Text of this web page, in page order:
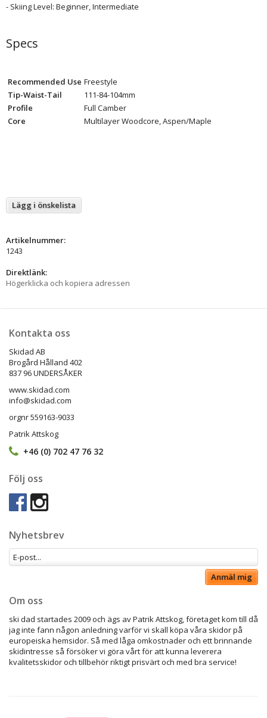
- Skiing Level: Beginner, Intermediate
Specs
Recommended Use Freestyle
Tip-Waist-Tail
111-84-104mm
Profile
Full Camber
Core
Multilayer Woodcore, Aspen/Maple
Lägg i önskelista
Artikelnummer:
1243
Direktlänk:
Högerklicka och kopiera adressen
Kontakta oss
Skidad AB
Brogård Hålland 402
837 96 UNDERSÅKER
www.skidad.com
info@skidad.com
orgnr 559163-9033
Patrik Attskog
+46 (0) 702 47 76 32
Följ oss
Nyhetsbrev
Anmäl mig
Om oss
ski dad startades 2009 och ägs av Patrik Attskog, företaget kom till då
jag inte fann någon anledning varför vi skall köpa våra skidor på
europeiska hemsidor. Så med låga omkostnader och ett brinnande
skidintresse så försöker vi göra vårt för att kunna leverera
kvalitetsskidor och tillbehör riktigt prisvärt och med bra service!